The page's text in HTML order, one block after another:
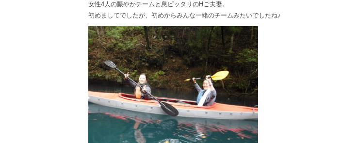
女性4人の賑やかチームと息ピッタリのHご夫妻。
初めましてでしたが、初めからみんな一緒のチームみたいでしたね♪